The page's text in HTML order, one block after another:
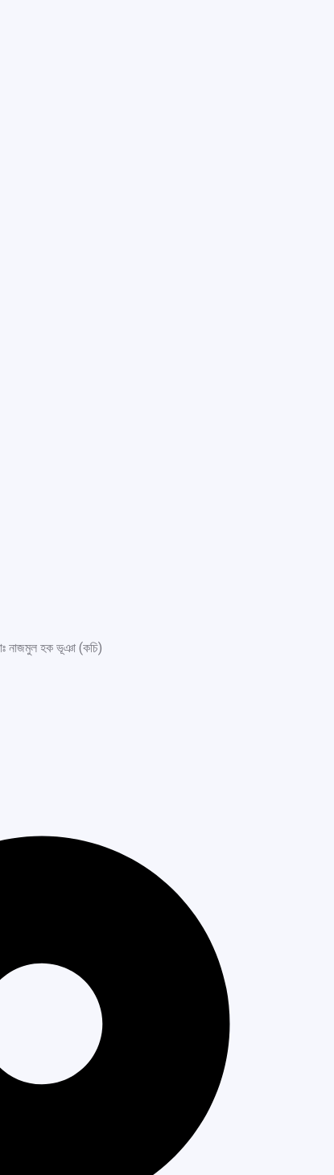
নাজমুল হক ভূঞা (কচি)